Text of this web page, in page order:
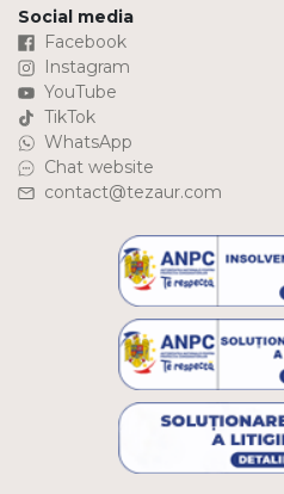
Social media
Facebook
Instagram
YouTube
TikTok
WhatsApp
Chat website
contact@tezaur.com